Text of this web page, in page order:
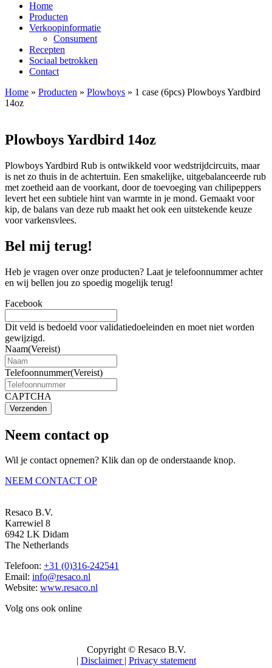
Home
Producten
Verkoopinformatie
Consument
Recepten
Sociaal betrokken
Contact
Home » Producten » Plowboys » 1 case (6pcs) Plowboys Yardbird
14oz
Plowboys Yardbird 14oz
Plowboys Yardbird Rub is ontwikkeld voor wedstrijdcircuits, maar
is net zo thuis in de achtertuin. Een smakelijke, uitgebalanceerde rub
met zoetheid aan de voorkant, door de toevoeging van chilipeppers
levert het een subtiele hint van warmte in je mond. Gemaakt voor
kip, de balans van deze rub maakt het ook een uitstekende keuze
voor varkensvlees.
Bel mij terug!
Heb je vragen over onze producten? Laat je telefoonnummer achter
en wij bellen jou zo spoedig mogelijk terug!
Facebook
Dit veld is bedoeld voor validatiedoeleinden en moet niet worden
gewijzigd.
Naam(Vereist)
Telefoonnummer(Vereist)
CAPTCHA
Verzenden
Neem contact op
Wil je contact opnemen? Klik dan op de onderstaande knop.
NEEM CONTACT OP
Resaco B.V.
Karrewiel 8
6942 LK Didam
The Netherlands
Telefoon: +31 (0)316-242541
Email: info@resaco.nl
Website: www.resaco.nl
Volg ons ook online
Copyright © Resaco B.V.
| Disclaimer | Privacy statement